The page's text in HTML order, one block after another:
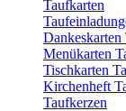
Taufkarten
Dankeskarten
Menükarten
Tischkarten
Kirchenheft
Taufkerzen